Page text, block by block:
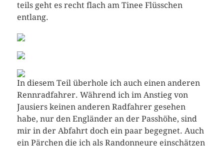
teils geht es recht flach am Tinee Flüsschen
entlang.
In diesem Teil überhole ich auch einen anderen
Rennradfahrer. Während ich im Anstieg von
Jausiers keinen anderen Radfahrer gesehen
habe, nur den Engländer an der Passhöhe, sind
mir in der Abfahrt doch ein paar begegnet. Auch
ein Pärchen die ich als Randonneure einschätzen